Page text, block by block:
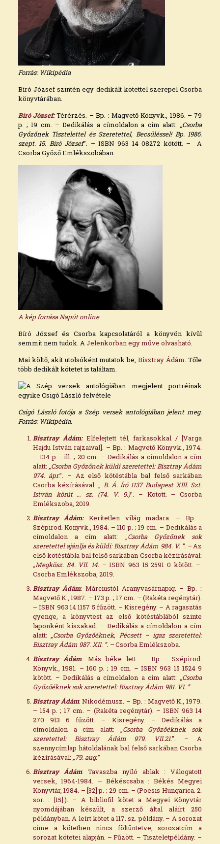
Forrás: Wikipédia
Bíró József szintén egy dedikált kötettel szerepel Csorba
könyvtárában.
Bíró József:Térérzés. – Bp. : Magvető Könyvk., 1986. – 79
p. ; 19 cm. – Dedikálás a címoldalon a cím alatt: „ Csorba
Győzőnek Tisztelettel és Szeretettel, Becsüléssel! Bp. 1986.
szept. 15. Bíró József”. – ISBN 963 14 08272 kötött. – A
Csorba Győző Emlékszobában.
A kép forrása Napút online
Bíró József és Csorba kapcsolatáról a könyvön kívül
semmit nem tudok. A Jelenkorban egy műve olvasható
Mai költő, akit utolsóként mutatok be,Bisztray Ádám . Tőle
több dedikált kötetet is találtam.
Csigó László fotója a Szép versek antológiában jelent meg.
Forrás: Wikipédia.
Bisztray Ádám:Elfelejtett tél, farkasokkal / [Varga
Hajdu István rajzaival]. – Bp. : Magvető Könyvk., 1974.
– 134 p. : ill. ; 20 cm. – Dedikálás a címoldalon a cím
alatt: „ Csorba Győzőnek küldi szeretettel: Bisztray Ádám
974. ápr.”. – Az első kötéstábla bal felső sarkában
Csorba kézírásával: „
B. Á. Író 1137 Budapest XIII. Szt.
István körút … sz. (74. V. 9.)”. – Kötött. – Csorba
Emlékszoba, 2019.
Bisztray Ádám:Kerítetlen világ madara. – Bp. :
Szépirod. Könyvk., 1984. – 110 p. ; 19 cm. – Dedikálás a
címoldalon a cím alatt: „ Csorba Győzőnek sok
szeretettel ajánlja és küldi: Bisztray Ádám 984. V. ”. – Az
első kötéstábla bal felső sarkában Csorba kézírásával:
„Megkösz. 84. VII. 14.– ISBN 963 15 2591 0 kötött. –
Csorba Emlékszoba, 2019.
Bisztray Ádám: Márciustól Aranyvasárnapig. – Bp. :
Magvető K., 1987. – 173 p. ; 17 cm. – (Rakéta regénytár).
– ISBN 963 14 1157 5 fűzött. – Kisregény. – A ragasztás
gyenge, a könyvtest az első kötéstáblából szinte
laponként kiszakad. – Dedikálás a címoldalon a cím
alatt: „ Csorba Győzőéknek, Pécsett – igaz szeretettel:
Bisztray Ádám 987. XII. ”. –Csorba Emlékszoba.
Bisztray Ádám: Más béke lett. – Bp. : Szépirod.
Könyvk., 1981. – 160 p. ; 19 cm. – ISBN 963 15 1524 9
kötött. – Dedikálás a címoldalon a cím alatt: „ Csorba
Győzőéknek sok szeretettel: Bisztray Ádám 981. VI. ”
Bisztray Ádám: Nikodémusz. – Bp. : Magvető K., 1979.
– 154 p. ; 17 cm. – (Rakéta regénytár). – ISBN 963 14
270 913 6 fűzött. – Kisregény. – Dedikálás a
címoldalon a cím alatt: „ Csorba Győzőéknek sok
szeretettel: Bisztray Ádám 979. VII.21.”. – A
szennycímlap hátoldalának bal felső sarkában Csorba
kézírásával: „79. aug.”
Bisztray Ádám: Tavaszba nyíló ablak : Válogatott
versek, 1964-1984. – Békéscsaba : Békés Megyei
Könyvtár, 1984. – [32] p. ; 29 cm. – (Poesis Hungarica. 2.
sor. : [15].). – A bibliofil kötet a Megyei Könyvtár
nyomdájában készült, a szerző által aláírt 250
példányban. A leírt kötet a 117. sz. példány. – A sorozat
címe a kötetben nincs föltüntetve, sorozatcím a
sorozat kötetei alapján. – Fűzött. – Tiszteletpéldány. –